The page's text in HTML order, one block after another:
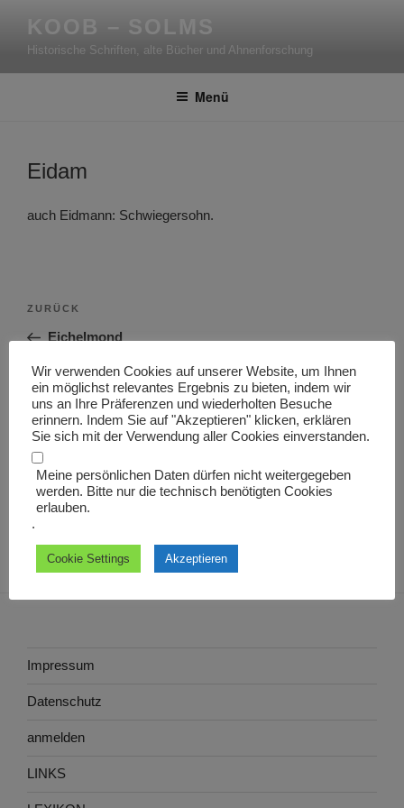
Inhalt
springen
KOOB – SOLMS
Historische Schriften, alte Bücher und Ahnenforschung
Menü
Eidam
auch Eidmann: Schwiegersohn.
Beitragsnavigation
Vorheriger
Beitrag
ZURÜCK
Eichelmond
Nächster
Beitrag
WEITER
eigtl.
Impressum
Datenschutz
anmelden
LINKS
Wir verwenden Cookies auf unserer Website, um Ihnen
ein möglichst relevantes Ergebnis zu bieten, indem wir
uns an Ihre Präferenzen und wiederholten Besuche
erinnern. Indem Sie auf "Akzeptieren" klicken, erklären
Sie sich mit der Verwendung aller Cookies einverstanden.
Meine persönlichen Daten dürfen nicht weitergegeben
werden. Bitte nur die technisch benötigten Cookies
erlauben.
.
Cookie Settings Akzeptieren